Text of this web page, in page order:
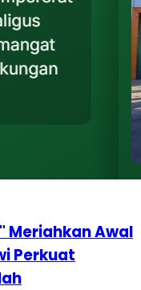
Meriahkan Awal
Perkuat